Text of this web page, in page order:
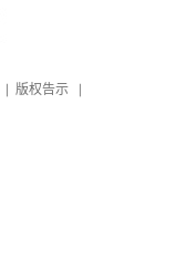
版权告示